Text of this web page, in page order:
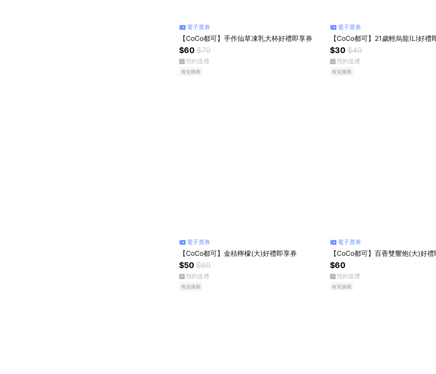
電子票券
【CoCo都可】手作仙草凍乳大杯好禮即享券
$60 $70
預約送禮
有兌換期
電子票券
【CoCo都可】21歲輕烏龍(L)好禮
$30 $40
預約送禮
有兌換期
電子票券
【CoCo都可】金桔檸檬(大)好禮即享券
$50 $60
預約送禮
有兌換期
電子票券
【CoCo都可】百香雙響炮(大)好
$60
預約送禮
有兌換期